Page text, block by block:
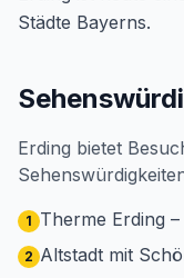
Städte Bayerns.
Erding bietet
1 Therme Erding
2 Altstadt mit